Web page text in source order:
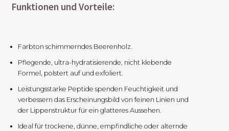
Funktionen und Vorteile:
Farbton schimmerndes Beerenholz.
Pflegende, ultra-hydratisierende, nicht klebende
Formel, polstert auf und exfoliert.
Leistungsstarke Peptide spenden Feuchtigkeit und
verbessern das Erscheinungsbild von feinen Linien und
der Lippenstruktur für ein glatteres Aussehen.
Ideal für trockene, dünne, empfindliche oder alternde